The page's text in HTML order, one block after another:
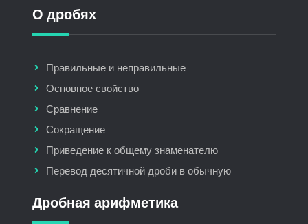
О дробях
Правильные и неправильные
Основное свойство
Сравнение
Сокращение
Приведение к общему знаменателю
Перевод десятичной дроби в обычную
Дробная арифметика